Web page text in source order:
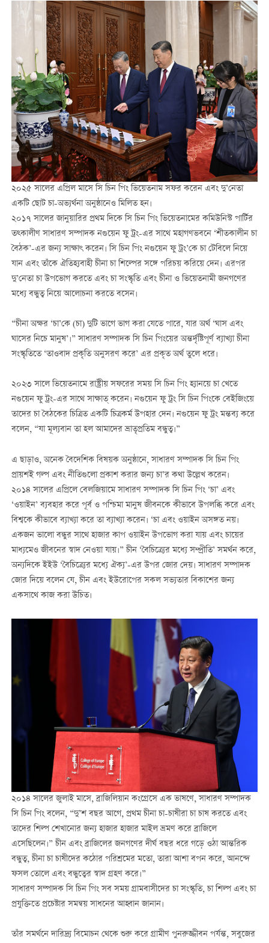
২০২৫ সালের এপ্রিল মাসে সি চিন পিং ভিয়েতনাম সফর করেন এবং দু’নেতা
একটি ছোট চা-অভ্যর্থনা অনুষ্ঠানেও মিলিত হন।
২০১৭ সালের জানুয়ারির প্রথম দিকে সি চিন পিং ভিয়েতনামের কমিউনিস্ট পার্টির
তত্কালীণ সাধারণ সম্পাদক নগুয়েন ফু ট্রং-এর সাথে মহাগণভবনে ‘শীতকালীন চা
বৈঠক’-এর জন্য সাক্ষাৎ করেন। সি চিন পিং নগুয়েন ফু ট্রং’কে চা টেবিলে নিয়ে
যান এবং তাঁকে ঐতিহ্যবাহী চীনা চা শিল্পের সঙ্গে পরিচয় করিয়ে দেন। এরপর
দু’নেতা চা উপভোগ করতে এবং চা সংস্কৃতি এবং চীনা ও ভিয়েতনামী জনগণের
মধ্যে বন্ধুত্ব নিয়ে আলোচনা করতে বসেন।
“চীনা অক্ষর ‘চা’কে (চা) দুটি ভাগে ভাগ করা যেতে পারে, যার অর্থ ‘ঘাস এবং
ঘাসের নিচে মানুষ’।” সাধারণ সম্পাদক সি চিন পিংয়ের অন্তর্দৃষ্টিপূর্ণ ব্যাখ্যা চীনা
সংস্কৃতিতে ‘তাওবাদ প্রকৃতি অনুসরণ করে’ এর প্রকৃত অর্থ তুলে ধরে।
২০২৩ সালে ভিয়েতনামে রাষ্ট্রীয় সফরের সময় সি চিন পিং হ্যানয়ে চা খেতে
নগুয়েন ফু ট্রং-এর সাথে সাক্ষাত্ করেন। নগুয়েন ফু ট্রং সি চিন পিংকে বেইজিংয়ে
তাদের চা বৈঠকের চিত্রিত একটি চিত্রকর্ম উপহার দেন। নগুয়েন ফু ট্রং মন্তব্য করে
বলেন, “যা মূল্যবান তা হল আমাদের ভ্রাতৃপ্রতিম বন্ধুত্ব।”
এ ছাড়াও, অনেক বৈদেশিক বিষয়ক অনুষ্ঠানে, সাধারণ সম্পাদক সি চিন পিং
প্রায়শই গল্প এবং নীতিগুলো প্রকাশ করার জন্য চা’র কথা উল্লেখ করেন।
২০১৪ সালের এপ্রিলে বেলজিয়ামে সাধারণ সম্পাদক সি চিন পিং ‘চা’ এবং
‘ওয়াইন’ ব্যবহার করে পূর্ব ও পশ্চিমা মানুষ জীবনকে কীভাবে উপলব্ধি করে এবং
বিশ্বকে কীভাবে ব্যাখ্যা করে তা ব্যাখ্যা করেন। ‘চা এবং ওয়াইন অসঙ্গত নয়।
একজন ভালো বন্ধুর সাথে হাজার কাপ ওয়াইন উপভোগ করা যায় এবং চায়ের
মাধ্যমেও জীবনের স্বাদ নেওয়া যায়।” চীন ‘বৈচিত্র্যের মধ্যে সম্প্রীতি’ সমর্থন করে,
অন্যদিকে ইইউ ‘বৈচিত্র্যের মধ্যে ঐক্য’-এর উপর জোর দেয়। সাধারণ সম্পাদক
জোর দিয়ে বলেন যে, চীন এবং ইউরোপের সকল সভ্যতার বিকাশের জন্য
একসাথে কাজ করা উচিত।
২০১৪ সালের জুলাই মাসে, ব্রাজিলিয়ান কংগ্রেসে এক ভাষণে, সাধারণ সম্পাদক
সি চিন পিং বলেন, “দু’শ বছর আগে, প্রথম চীনা চা-চাষীরা চা চাষ করতে এবং
তাদের শিল্প শেখানোর জন্য হাজার হাজার মাইল ভ্রমণ করে ব্রাজিলে
এসেছিলেন।” চীন এবং ব্রাজিলের জনগণের দীর্ঘ বছর ধরে গড়ে ওঠা আন্তরিক
বন্ধুত্ব, চীনা চা চাষীদের কঠোর পরিশ্রমের মতো, তারা আশা বপন করে, আনন্দে
ফসল তোলে এবং বন্ধুত্বের স্বাদ গ্রহণ করে।”
সাধারণ সম্পাদক সি চিন পিং সব সময় গ্রামবাসীদের চা সংস্কৃতি, চা শিল্প এবং চা
প্রযুক্তিতে প্রচেষ্টার সমন্বয় সাধনের আহ্বান জানান।
তাঁর সমর্থনে দারিদ্র্য বিমোচন থেকে শুরু করে গ্রামীণ পুনরুজ্জীবন পর্যন্ত, সবুজের